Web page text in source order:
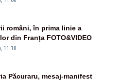
români, în prima linie a
din Franța FOTO&VIDEO
11:18
Păcuraru, mesaj-manifest